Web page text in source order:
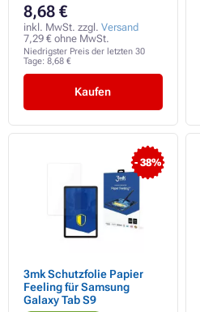
8,68 €
inkl. MwSt. zzgl. Versand
7,29 € ohne MwSt.
Niedrigster Preis der letzten 30
Tage: 8,68 €
Kaufen
- 38%
3mk Schutzfolie Papier
Feeling für Samsung
Galaxy Tab S9